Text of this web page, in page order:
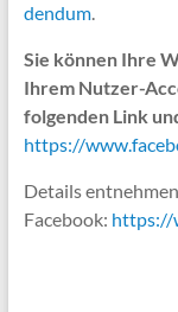
dendum.
Sie können Ihre
Ihrem Nutzer-
folgenden Link
https://
Details
Facebook: https://